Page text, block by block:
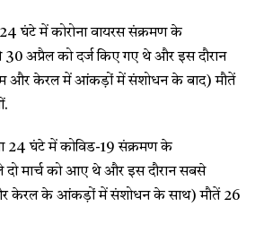
घंटे में कोरोना वायरस संक्रमण के
30 अप्रैल को दर्ज किए गए थे और इस दौरान
और केरल में आंकड़ों में संशोधन के बाद) मौतें
24 घंटे में कोविड-19 संक्रमण के
दो मार्च को आए थे और इस दौरान सबसे
और केरल के आंकड़ों में संशोधन के साथ) मौतें 26